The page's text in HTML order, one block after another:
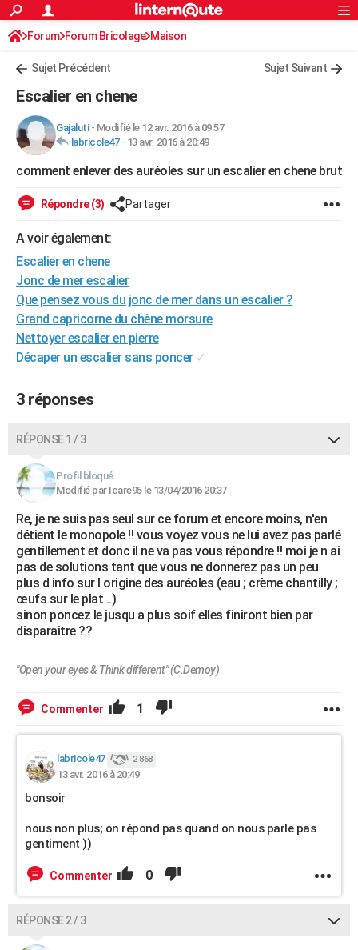
ACTUALITÉS
Politique
Société
Faits Divers
Education
Monde
Villes
+
FINANCE
Retraite
Impôts
Epargne
Immobilier
Risques naturels par ville
Banque
Assurance
Crédit
AUTO
Essais
Réserver un essai
Citadines
Berlines
SUV
Forum auto
+
Mobiles
Meilleur smartphone
Internet
Ordinateurs
Jeux vidéo
Guide high-tech
BRICOLAGE
Forum
Aménagement intérieur
Extérieur
Cuisine
Salle de bains
Jardinage
Rangement
WEEK-END
Guides de France
Escapades
Patrimoine
Expositions
Musées
Week-end nature
LIFESTYLE
Art de vivre
Bien-être
Loisirs
Mode
Modes de vie
SANTE
Alimentation
Guide de la santé
Maladies
Médicaments
Sommeil
VOYAGE
GUIDES D'ACHAT
BONS PLANS
CARTE DE VOEUX
Carte de Noël
Carte Bonne année
Carte Saint-Valentin
Carte Pâques
Carte d'anniversaire
DICTIONNAIRE
Dictionnaire
Biographies
Citations
Expressions
Proverbes
PROGRAMME TV
COPAINS D'AVANT
S'inscrire
Se connecter
Lycées
Collèges
Primaires
Universités
Entreprises
Service militaire
Avis de recherche
AVIS DE DÉCÈS
FORUM
Bricolage
Lifestyle
Culture
Sport
Auto
Television
Voyage
Cinema
S'inscrire
Connexion
Forum Forum Bricolage Maison
Sujet Précédent Sujet Suivant
Escalier en chene
Gajaluti- Modifié le 12 avr. 2016 à 09:57
labricole47- 13 avr. 2016 à 20:49
comment enlever des auréoles sur un escalier en chene brut
Répondre (3) Partager
A voir également:
Escalier en chene
Jonc de mer escalier
Que pensez vous du jonc de mer dans un escalier ?
Grand capricorne du chêne morsure
Nettoyer escalier en pierre
Décaper un escalier sans poncer ✓
3 réponses
RÉPONSE 1 / 3
Profil bloqué
Modifié par Icare95 le 13/04/2016 20:37
Re, je ne suis pas seul sur ce forum et encore moins, n'en
détient le monopole !! vous voyez vous ne lui avez pas parlé
gentillement et donc il ne va pas vous répondre !! moi je n ai
pas de solutions tant que vous ne donnerez pas un peu
plus d info sur l origine des auréoles (eau ; crème chantilly ;
œufs sur le plat ..)
sinon poncez le jusqu a plus soif elles finiront bien par
disparaitre ??
"Open your eyes & Think different" (C.Demoy)
Commenter 1
labricole47 2 868
13 avr. 2016 à 20:49
bonsoir
nous non plus; on répond pas quand on nous parle pas
gentiment ))
Commenter 0
RÉPONSE 2 / 3